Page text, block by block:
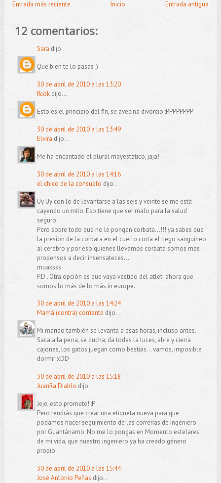
Entrada más reciente Entrada antigua
Inicio
12 comentarios:
Sara dijo...
Que bien te lo pasas ;)
30 de abril de 2010 a las 13:20
Rcokdijo...
Esto es el principio del fin, se avecina divorcio :PPPPPPPP
30 de abril de 2010 a las 13:49
Elvira dijo...
Me ha encantado el plural mayestático, jaja!
30 de abril de 2010 a las 14:16
el chico de la consuelo dijo...
Uy Uy con lo de levantarse a las seis y veinte se me está
cayendo un mito. Eso tiene que ser malo para la salud
seguro.
Pero sobre todo que no le pongan corbata...!!! ya sabes que
la presion de la corbata en el cuello corta el riego sanguineo
al cerebro y por eso quienes llevamos corbata somos mas
propensos a decir insensateces...
muaksss
P.D-. Otra opción es que vaya vestido del atleti ahora que
somos lo más de lo más in europe.
30 de abril de 2010 a las 14:24
Mamá (contra) corriente dijo...
Mi marido también se levanta a esas horas, incluso antes.
Saca a la perra, se ducha, da todas la luces, abre y cierra
cajones, los gatos juegan como bestias... vamos, imposible
dormir xDD
30 de abril de 2010 a las 15:18
JuanRa Diablo dijo...
Jeje, esto promete! :P
Pero tendrás que crear una etiqueta nueva para que
podamos hacer seguimiento de las correrías de Ingeniero
por Guantánamo. No me lo pongas en Momento estelares
de mi vida, que nuestro ingeniero ya ha creado género
propio.
30 de abril de 2010 a las 15:44
José Antonio Peñas dijo...